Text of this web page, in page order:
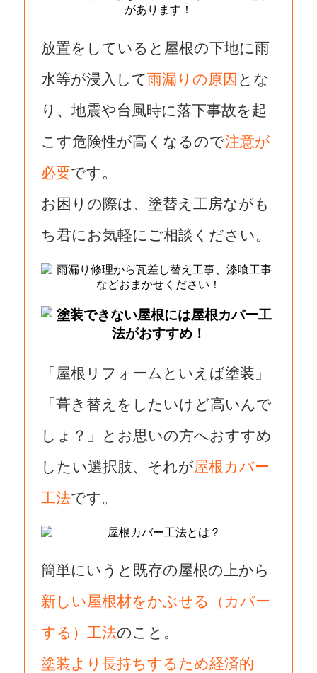
放置をしていると屋根の下地に雨
水等が浸入して雨漏りの原因 とな
り、地震や台風時に落下事故を起
こす危険性が高くなるので注意が
必要です。
お困りの際は、塗替え工房ながも
ち君にお気軽にご相談ください。
「屋根リフォームといえば塗装」
「葺き替えをしたいけど高いんで
しょ？」とお思いの方へおすすめ
したい選択肢、それが屋根カバー
工法です。
簡単にいうと既存の屋根の上から
新しい屋根材をかぶせる（カバー
する）工法のこと。
塗装より長持ちするため経済的